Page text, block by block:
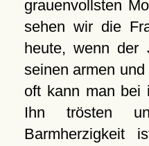
grauenvollsten
sehen wir die
heute, wenn der
seinen armen
oft kann man bei
Ihn trösten
Barmherzigkeit